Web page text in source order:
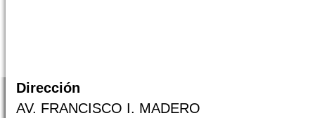
Dirección
AV. FRANCISCO I. MADERO